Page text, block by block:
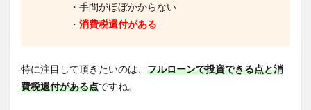
・手間がほぼかからない
・ 消費税還付がある
特に注目して頂きたいのは、 フルローンで投資できる点と消
費税還付がある点ですね。